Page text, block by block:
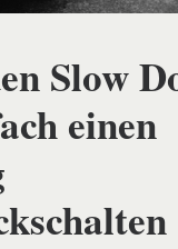
Slow
einen